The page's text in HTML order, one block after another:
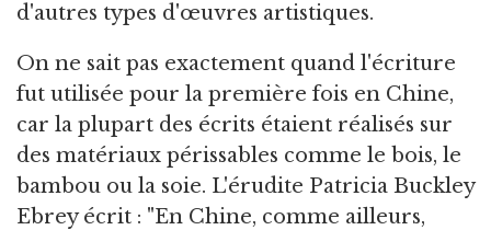
d'autres types d'œuvres artistiques.
On ne sait pas exactement quand l'écriture
fut utilisée pour la première fois en Chine,
car la plupart des écrits étaient réalisés sur
des matériaux périssables comme le bois, le
bambou ou la soie. L'érudite Patricia Buckley
Ebrey écrit : "En Chine, comme ailleurs,